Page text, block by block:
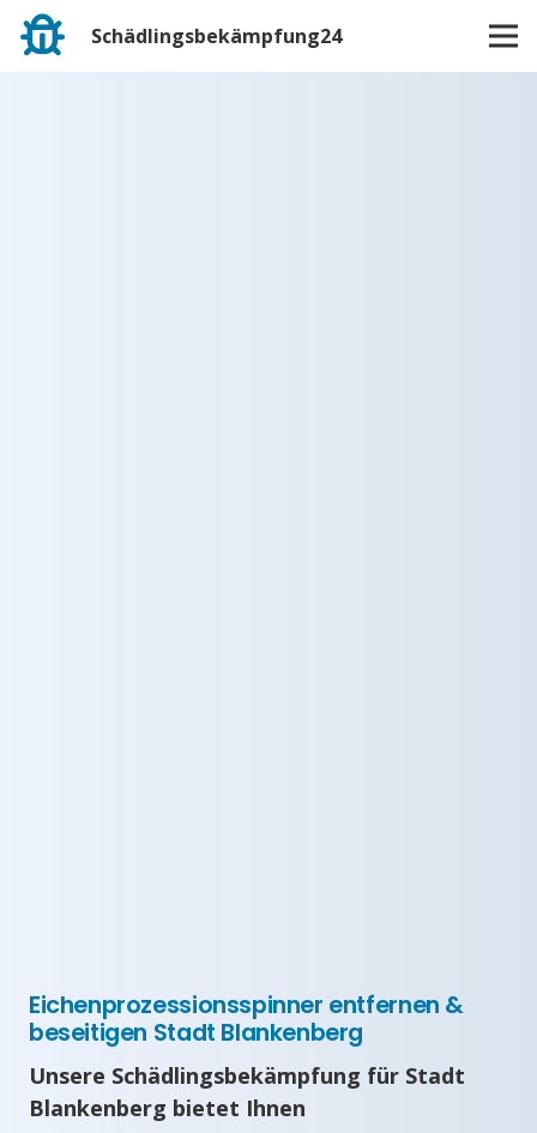
Schädlingsbekämpfung24
Eichenprozessionsspinner entfernen &
beseitigen Stadt Blankenberg
Unsere Schädlingsbekämpfung für Stadt
Blankenberg bietet Ihnen